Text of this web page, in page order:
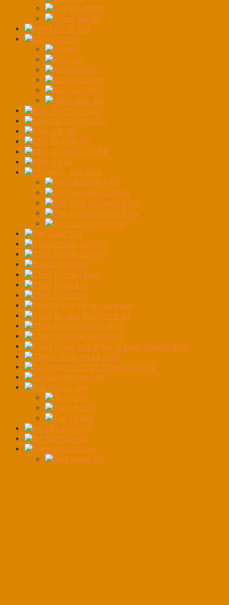
Tay vặn nhanh
Thanh nối dài
Đèn LED tổ ong
Kềm các loại
Bộ kìm
Kềm cắt
Kềm mỏ quạ
Kềm mũi bằng
Kềm mũi nhọn
Kiềm tuốc dây
Kích Đội Thủy Lực
Máy bắn đá khô CO2
Máy chà sàn
Máy Ép thủy lực
MÁY RA VÀO LỐP XE
Máy rửa xe
Phụ kiện - phụ tùng
Phụ cầu nâng 1 trụ
Phụ tùng cầu cắt kéo
Phụ tùng cầu nâng 2 trụ
Phụ tùng cầu nâng 4 trụ
Phụ tùng phòng sơn
Tay Quay 360
Thang nhôm YUMITA
Thiết bị bơm dầu mỡ
thiết bị chà nhá
Thiết bị chiếu sáng
Thiết bị Gara cũ
Thiết bị hút bụi
Thiết bị hút bụi và chà nhám
Thiết Bị Láng Đĩa Phanh Xe
Thiết bị nâng hạ cầu nâng
Thiết Bị Ngành Điện Lạnh
Thiết bị sạc khởi động và kiểm tra bình điện
Thùng, túi đựng đồ nghề
Tủ Đựng Hóa Chất Chống Cháy Nổ
Tủ hấp đèn pha ô tô
Tua vít các loại
Bộ tua vít
Tua vít bake
Tua vít dẹp
Xe Đẩy Dụng Cụ
Xe Nằm Sửa Xe
YDụng cụ các loại
Máy khoan Pin